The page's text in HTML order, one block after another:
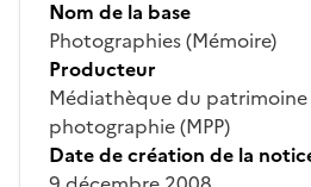
Nom de la base
Photographies (Mémoire)
Producteur
Médiathèque du patrimoine
photographie (MPP)
Date de création de la